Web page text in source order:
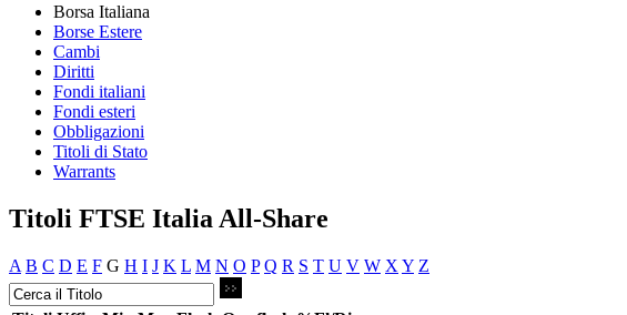
Borsa Italiana
Borse Estere
Cambi
Diritti
Fondi italiani
Fondi esteri
Obbligazioni
Titoli di Stato
Warrants
Titoli FTSE Italia All-Share
A B C D E F G H I J K L M N O P Q R S T U V W X Y Z